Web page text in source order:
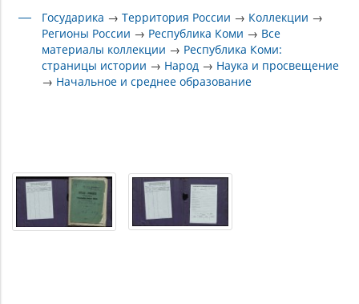
Государика →Территория России → Коллекции →
Регионы России → Республика Коми → Все
материалы коллекции → Республика Коми:
страницы истории → Народ → Наука и просвещение
→ Начальное и среднее образование